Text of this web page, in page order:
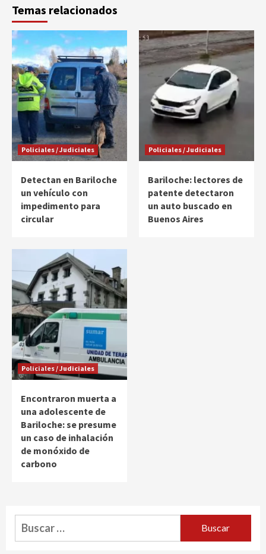
Temas relacionados
Policiales / Judiciales
Detectan en Bariloche
un vehículo con
impedimento para
circular
Policiales / Judiciales
Bariloche: lectores de
patente detectaron
un auto buscado en
Buenos Aires
Policiales / Judiciales
Encontraron muerta a
una adolescente de
Bariloche: se presume
un caso de inhalación
de monóxido de
carbono
Buscar: